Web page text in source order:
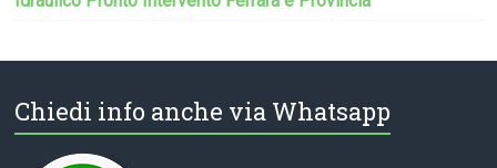
Chiedi info anche via Whatsapp